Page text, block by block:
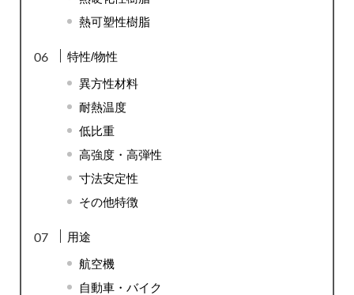
熱可塑性樹脂
特性/物性
異方性材料
耐熱温度
低比重
高強度・高弾性
寸法安定性
その他特徴
用途
航空機
自動車・バイク